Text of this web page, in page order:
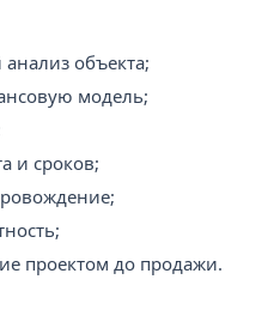
объекта;
модель;
и сроков;
проектом до продажи.